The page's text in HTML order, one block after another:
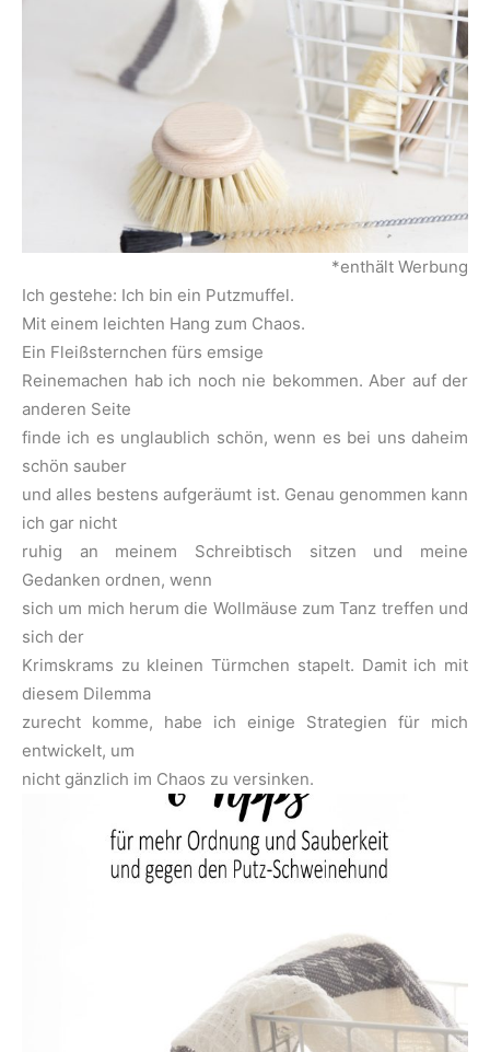
*enthält Werbung
Ich gestehe: Ich bin ein Putzmuffel.
Mit einem leichten Hang zum Chaos.
Ein Fleißsternchen fürs emsige
Reinemachen hab ich noch nie bekommen. Aber auf der
anderen Seite
finde ich es unglaublich schön, wenn es bei uns daheim
schön sauber
und alles bestens aufgeräumt ist. Genau genommen kann
ich gar nicht
ruhig an meinem Schreibtisch sitzen und meine
Gedanken ordnen, wenn
sich um mich herum die Wollmäuse zum Tanz treffen und
sich der
Krimskrams zu kleinen Türmchen stapelt. Damit ich mit
diesem Dilemma
zurecht komme, habe ich einige Strategien für mich
entwickelt, um
nicht gänzlich im Chaos zu versinken.